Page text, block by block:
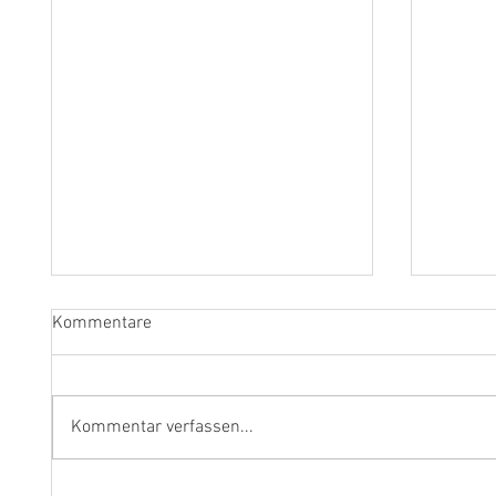
Kommentare
Kommentar verfassen...